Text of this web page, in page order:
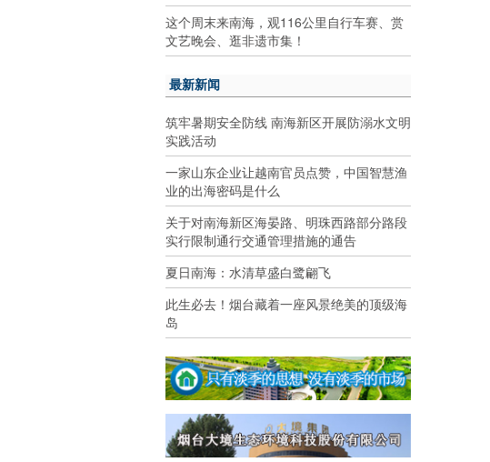
这个周末来南海，观116公里自行车赛、赏
文艺晚会、逛非遗市集！
最新新闻
筑牢暑期安全防线 南海新区开展防溺水文明
实践活动
一家山东企业让越南官员点赞，中国智慧渔
业的出海密码是什么
关于对南海新区海晏路、明珠西路部分路段
实行限制通行交通管理措施的通告
夏日南海：水清草盛白鹭翩飞
此生必去！烟台藏着一座风景绝美的顶级海
岛